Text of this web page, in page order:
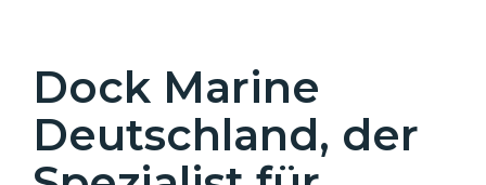
Dock Marine
Deutschland, der